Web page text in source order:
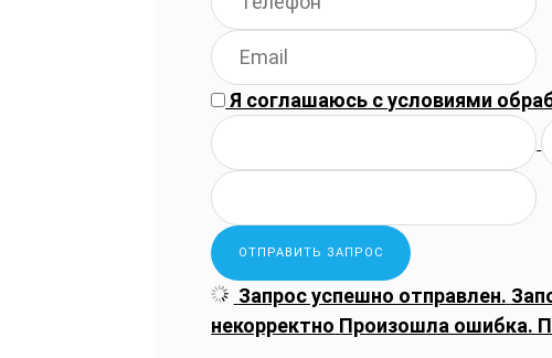
Я соглашаюсь сусловиями
Запрос успешно отправлен.
некорректно Произошла ошибка.